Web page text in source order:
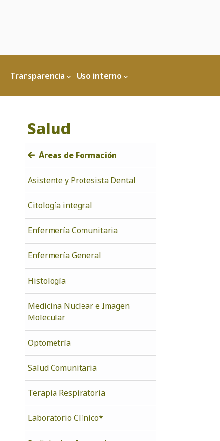
Transparencia Uso interno
Salud
Áreas de Formación
Asistente y Protesista Dental
Citología integral
Enfermería Comunitaria
Enfermería General
Histología
Medicina Nuclear e Imagen
Molecular
Optometría
Salud Comunitaria
Terapia Respiratoria
Laboratorio Clínico*